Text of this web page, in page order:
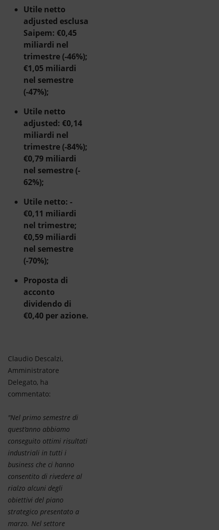
Utile netto
adjusted esclusa
Saipem: €0,45
miliardi nel
trimestre (-46%);
€1,05 miliardi
nel semestre
(-47%);
Utile netto
adjusted: €0,14
miliardi nel
trimestre (-84%);
€0,79 miliardi
nel semestre (-
62%);
Utile netto: -
€0,11 miliardi
nel trimestre;
€0,59 miliardi
nel semestre
(-70%);
Proposta di
acconto
dividendo di
€0,40 per azione.
Claudio Descalzi,
Amministratore
Delegato, ha
commentato:
"Nel primo semestre di
quest’anno abbiamo
conseguito ottimi risultati
industriali in tutti i
business che ci hanno
consentito di rivedere al
rialzo alcuni degli
obiettivi del piano
strategico presentato a
marzo. Nel settore